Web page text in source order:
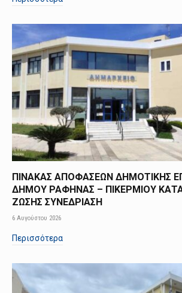
ΠΙΝΑΚΑΣ ΑΠΟΦΑΣΕΩΝ ΔΗΜΟΤΙΚΗΣ
ΔΗΜΟΥ ΡΑΦΗΝΑΣ – ΠΙΚΕΡΜΙΟΥ
ΖΩΣΗΣ ΣΥΝΕΔΡΙΑΣΗ
6 Αυγούστου 2026
Περισσότερα